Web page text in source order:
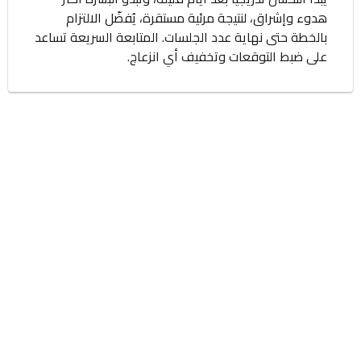
هدوء وإشراق، لنتيجة مرئية مستقرة، يُفضّل الالتزام
بالخطة حتى نهاية عدد الجلسات. المتابعة السريعة تساعد
على ضبط التوقعات وتخفيف أي انزعاج.